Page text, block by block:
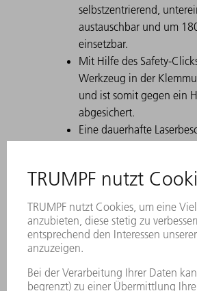
selbstzentrierend,
austauschbar und um
einsetzbar.
Mit Hilfe des Safety-
Werkzeug in der
und ist somit gegen ein
abgesichert.
Eine dauerhafte
Mit Hilfe des Data Matrix
identifizieren.
Die Arbeitszonen sind
Werkzeug-
Wunsch erhältlich.
Durch die hohe